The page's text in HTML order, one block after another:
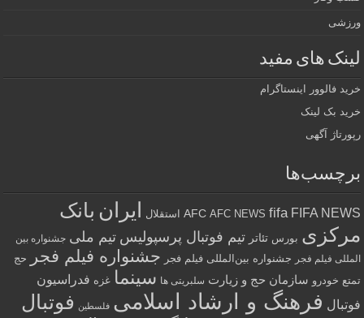
ورزشی
لینک های مفید
خرید فالوور اینستاگرام
خرید بک لینک
رپورتاژ آگهی
برچسب‌ها
AFC AFC NEWS fifa FIFA NEWS استقلال ایران بانک
مرکزی بورس تئاتر تیم فوتبال پرسپولیس تیم ملی جشنواره بین
المللی فیلم فجر جشنواره بین‌المللی فیلم فجر جشنواره فیلم فجر
حج
تمتع خودرو سازمان حج و زیارت سلبریتی ها سینما غزه فدراسیون
فوتبال فرهنگ و ارشاد اسلامی فلسطین فوتبال